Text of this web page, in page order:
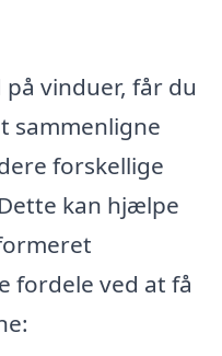
vinduer, får du
sammenligne
forskellige
kan hjælpe
fordele ved at få